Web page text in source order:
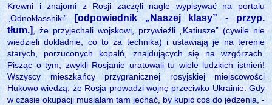
Krewni i znajomi z Rosji zaczęli nagle wypisywać na portalu
„Odnokłassniki” [odpowiednik „Naszej klasy” - przyp.
tłum.], że przyjechali wojskowi, przywieźli „Katiusze” (cywile nie
wiedzieli dokładnie, co to za technika) i ustawiają je na terenie
starych, porzuconych kopalń, znajdujących się na wzgórzach.
Pisząc o tym, zwykli Rosjanie uratowali tu wiele ludzkich istnień!
Wszyscy mieszkańcy przygranicznej rosyjskiej miejscowości
Hukowo wiedzą, że Rosja prowadzi wojnę przeciwko Ukrainie. Gdy
w czasie okupacji musiałam tam jechać, by kupić coś do jedzenia, -